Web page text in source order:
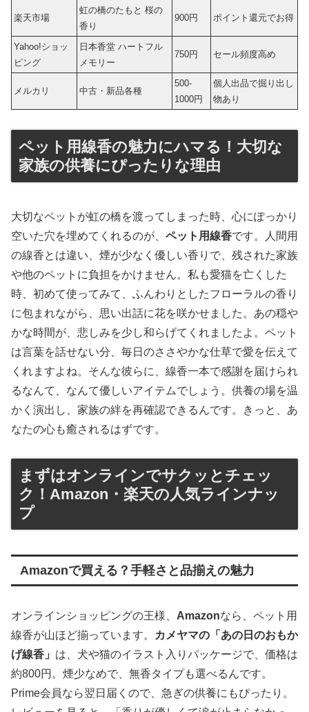
楽天市場
虹の橋のたもと 桜の
香り
900円 ポイント還元でお得
Yahoo!ショッ
ピング
日本香堂 ハートフル
メモリー
750円 セール頻度高め
メルカリ 中古・新品各種
500-
1000円
個人出品で掘り出し
物あり
ペット用線香の魅力にハマる！大切な
家族の供養にぴったりな理由
大切なペットが虹の橋を渡ってしまった時、心にぽっかり
空いた穴を埋めてくれるのが、 ペット用線香です。人間用
の線香とは違い、煙が少なく優しい香りで、残された家族
や他のペットに負担をかけません。私も愛猫を亡くした
時、初めて使ってみて、ふんわりとしたフローラルの香り
に包まれながら、思い出話に花を咲かせました。あの穏や
かな時間が、悲しみを少し和らげてくれましたよ。ペット
は言葉を話せない分、毎日のささやかな仕草で愛を伝えて
くれますよね。そんな彼らに、線香一本で感謝を届けられ
るなんて、なんて優しいアイテムでしょう。供養の場を温
かく演出し、家族の絆を再確認できるんです。きっと、あ
なたの心も癒されるはずです。
まずはオンラインでサクッとチェッ
ク！Amazon・楽天の人気ラインナッ
プ
Amazonで買える？手軽さと品揃えの魅力
オンラインショッピングの王様、 Amazonなら、ペット用
線香が山ほど揃っています。
カメヤマの「あの日のおもか
げ線香」 は、犬や猫のイラスト入りパッケージで、価格は
約800円。煙少なめで、無香タイプも選べるんです。
Prime会員なら翌日届くので、急ぎの供養にもぴったり。